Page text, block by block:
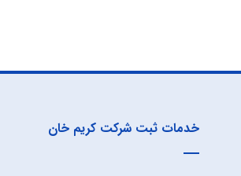
خدمات ثبت شرکت کریم خان